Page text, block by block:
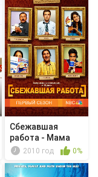
Сбежавшая
работа - Мама
Сутра2010 год 0%